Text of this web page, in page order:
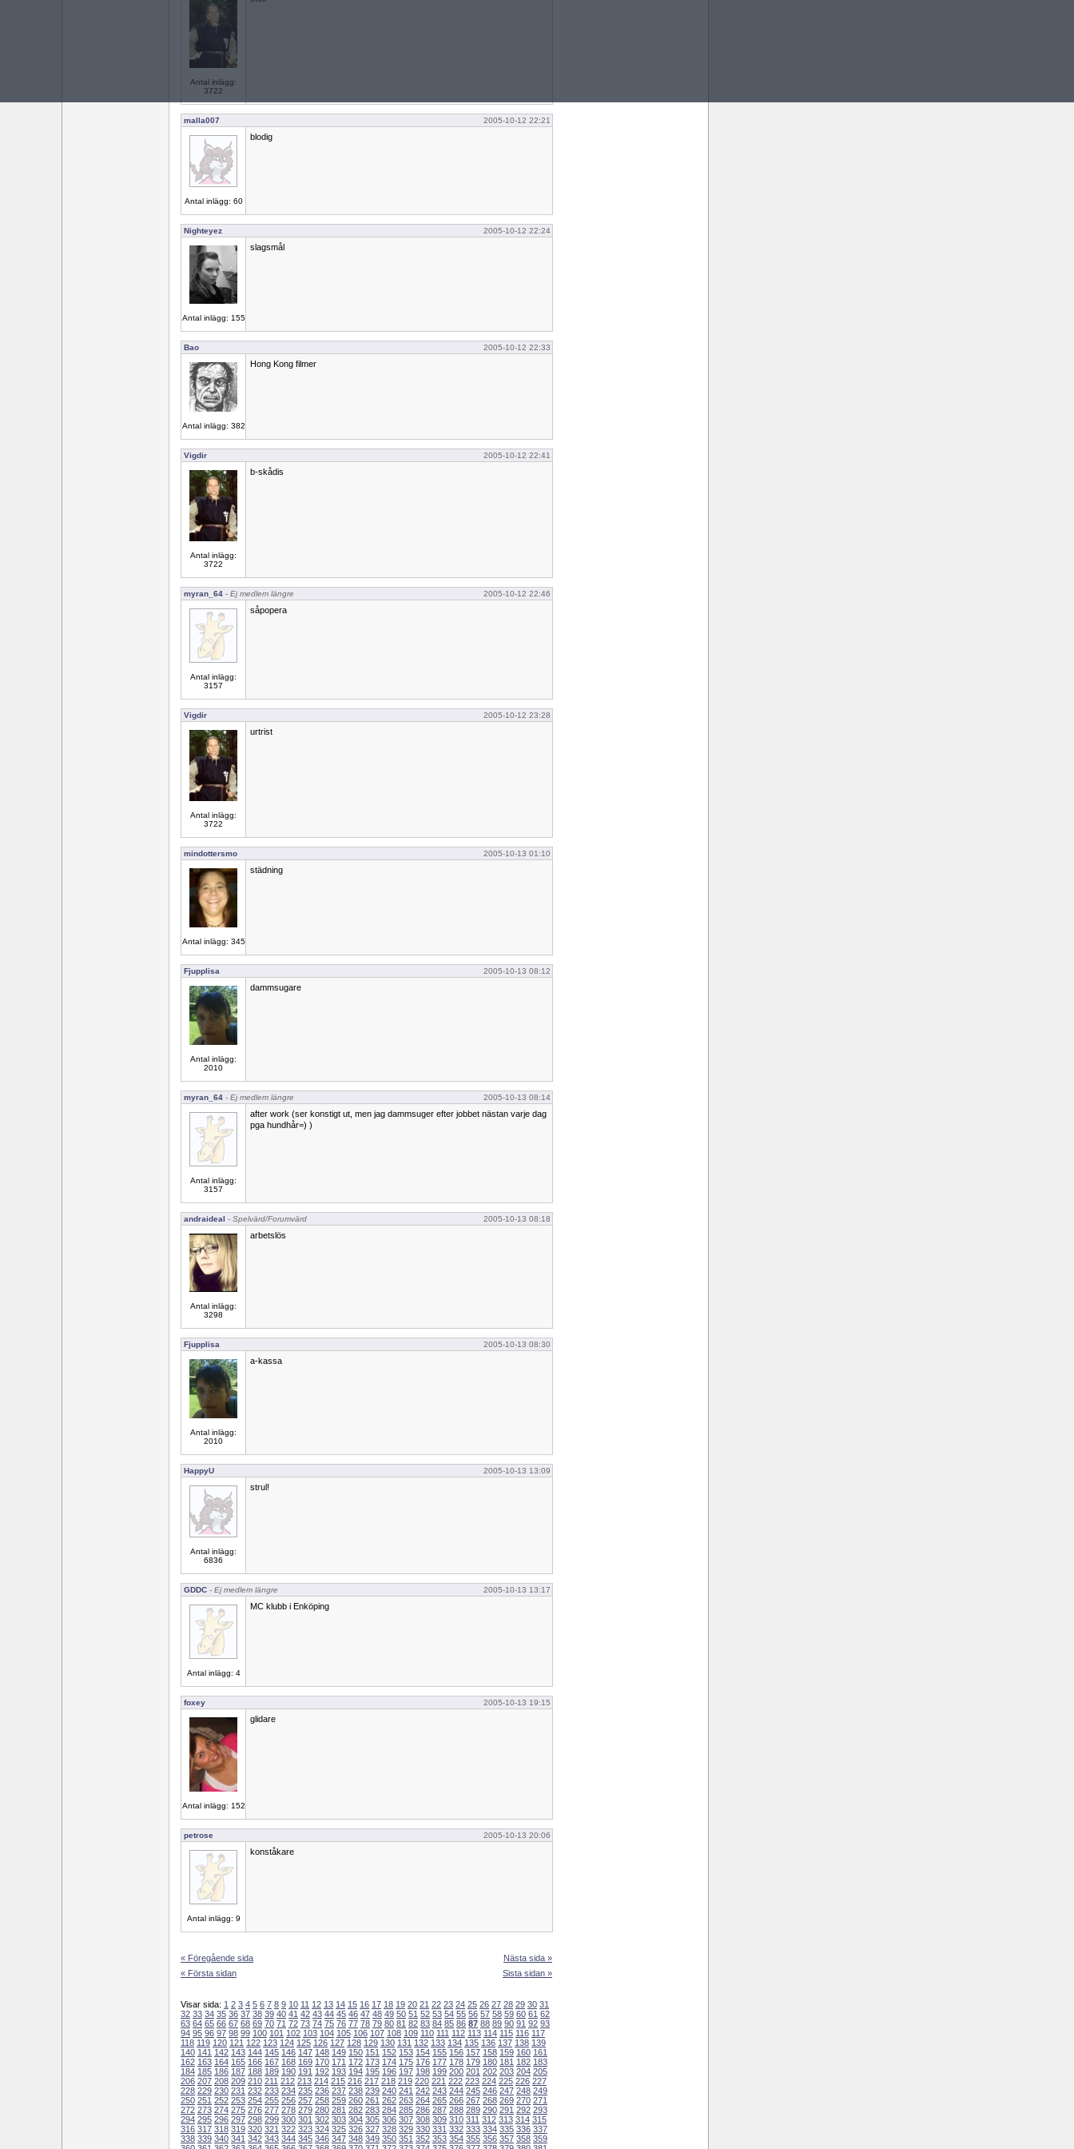
Antal inlägg:
3722
malla007 2005-10-12 22:21
Antal inlägg: 60
blodig
Nighteyez 2005-10-12 22:24
Antal inlägg: 155
slagsmål
Bao 2005-10-12 22:33
Antal inlägg: 382
Hong Kong filmer
Vigdir 2005-10-12 22:41
Antal inlägg:
3722
b-skådis
myran_64 - Ej medlem längre 2005-10-12 22:46
Antal inlägg:
3157
såpopera
Vigdir 2005-10-12 23:28
Antal inlägg:
3722
urtrist
mindottersmo 2005-10-13 01:10
Antal inlägg: 345
städning
Fjupplisa 2005-10-13 08:12
Antal inlägg:
2010
dammsugare
myran_64 - Ej medlem längre 2005-10-13 08:14
Antal inlägg:
3157
after work (ser konstigt ut, men jag dammsuger efter jobbet nästan varje dag
pga hundhår=) )
andraideal - Spelvärd/Forumvärd 2005-10-13 08:18
Antal inlägg:
3298
arbetslös
Fjupplisa 2005-10-13 08:30
Antal inlägg:
2010
a-kassa
HappyU 2005-10-13 13:09
Antal inlägg:
6836
strul!
GDDC - Ej medlem längre 2005-10-13 13:17
Antal inlägg: 4
MC klubb i Enköping
foxey 2005-10-13 19:15
Antal inlägg: 152
glidare
petrose 2005-10-13 20:06
Antal inlägg: 9
konståkare
« Föregående sida
« Första sidan
Nästa sida »
Sista sidan »
Visar sida: 1 2 3 4 5 6 7 8 9 10 11 12 13 14 15 16 17 18 19 20 21 22 23 24 25 26 27 28 29 30 31
32 33 34 35 36 37 38 39 40 41 42 43 44 45 46 47 48 49 50 51 52 53 54 55 56 57 58 59 60 61 62
63 64 65 66 67 68 69 70 71 72 73 74 75 76 77 78 79 80 81 82 83 84 85 86 87 88 89 90 91 92 93
94 95 96 97 98 99 100 101 102 103 104 105 106 107 108 109 110 111 112 113 114 115 116 117
118 119 120 121 122 123 124 125 126 127 128 129 130 131 132 133 134 135 136 137 138 139
140 141 142 143 144 145 146 147 148 149 150 151 152 153 154 155 156 157 158 159 160 161
162 163 164 165 166 167 168 169 170 171 172 173 174 175 176 177 178 179 180 181 182 183
184 185 186 187 188 189 190 191 192 193 194 195 196 197 198 199 200 201 202 203 204 205
206 207 208 209 210 211 212 213 214 215 216 217 218 219 220 221 222 223 224 225 226 227
228 229 230 231 232 233 234 235 236 237 238 239 240 241 242 243 244 245 246 247 248 249
250 251 252 253 254 255 256 257 258 259 260 261 262 263 264 265 266 267 268 269 270 271
272 273 274 275 276 277 278 279 280 281 282 283 284 285 286 287 288 289 290 291 292 293
294 295 296 297 298 299 300 301 302 303 304 305 306 307 308 309 310 311 312 313 314 315
316 317 318 319 320 321 322 323 324 325 326 327 328 329 330 331 332 333 334 335 336 337
338 339 340 341 342 343 344 345 346 347 348 349 350 351 352 353 354 355 356 357 358 359